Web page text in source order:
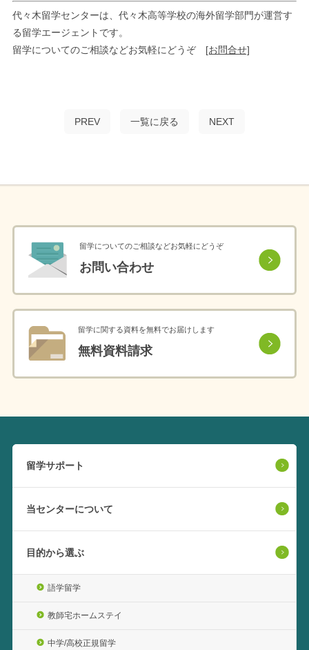
代々木留学センターは、代々木高等学校の海外留学部門が運営す
る留学エージェントです。
留学についてのご相談などお気軽にどうぞ [お問合せ]
PREV 一覧に戻る NEXT
留学についてのご相談などお気軽にどうぞ
お問い合わせ
留学に関する資料を無料でお届けします
無料資料請求
留学サポート
当センターについて
目的から選ぶ
語学留学
教師宅ホームステイ
中学/高校正規留学